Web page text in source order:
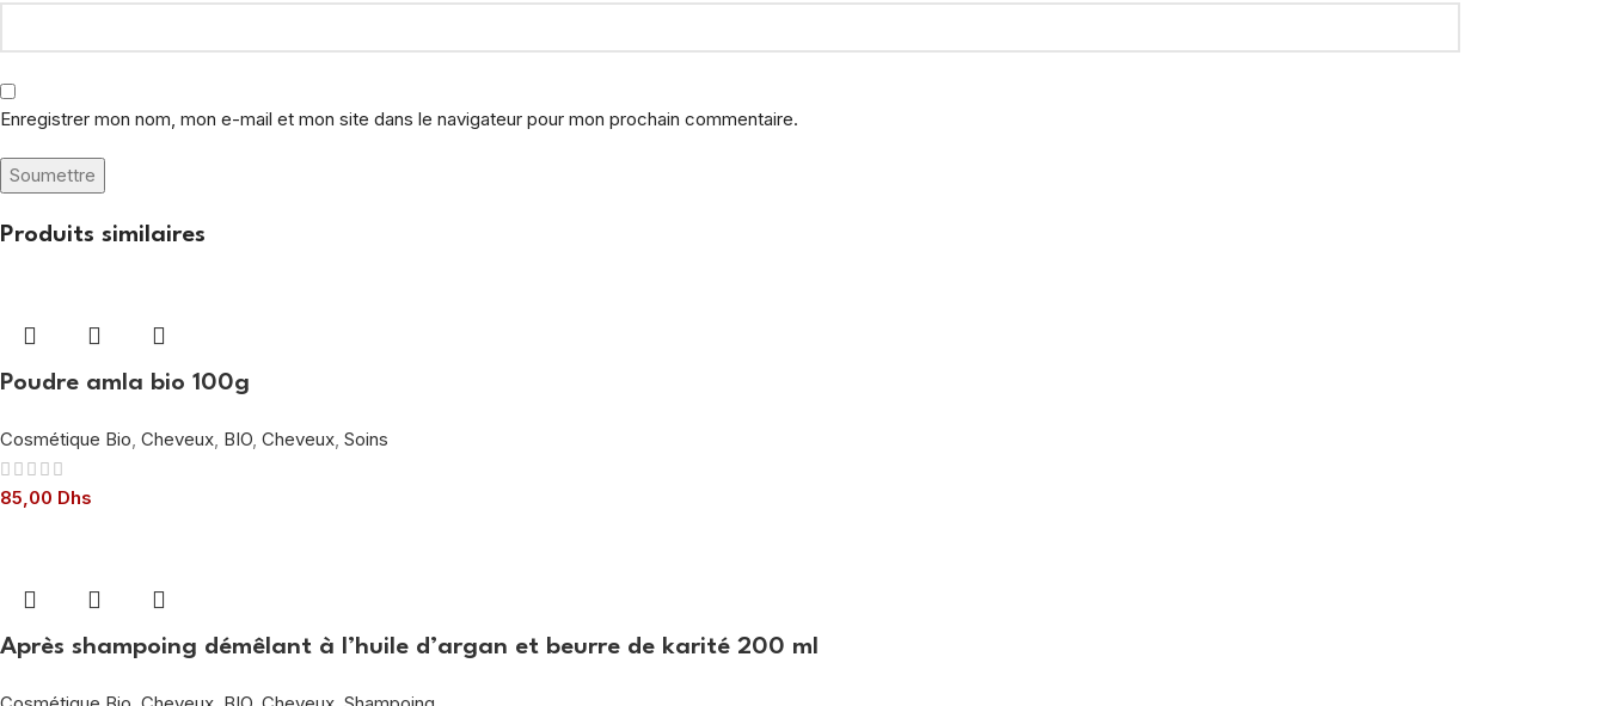
Enregistrer mon nom, mon e-mail et mon site dans le navigateur pour mon prochain commentaire.
Produits similaires
Poudre amla bio 100g
Cosmétique Bio, Cheveux, BIO, Cheveux, Soins
85,00 Dhs
Après shampoing démêlant à l’huile d’argan et beurre de karité 200 ml